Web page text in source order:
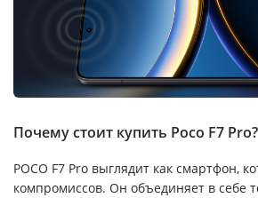
Почему стоит купить Poco F7 Pro?
POCO F7 Pro выглядит как смартфон,
компромиссов. Он объединяет в себе